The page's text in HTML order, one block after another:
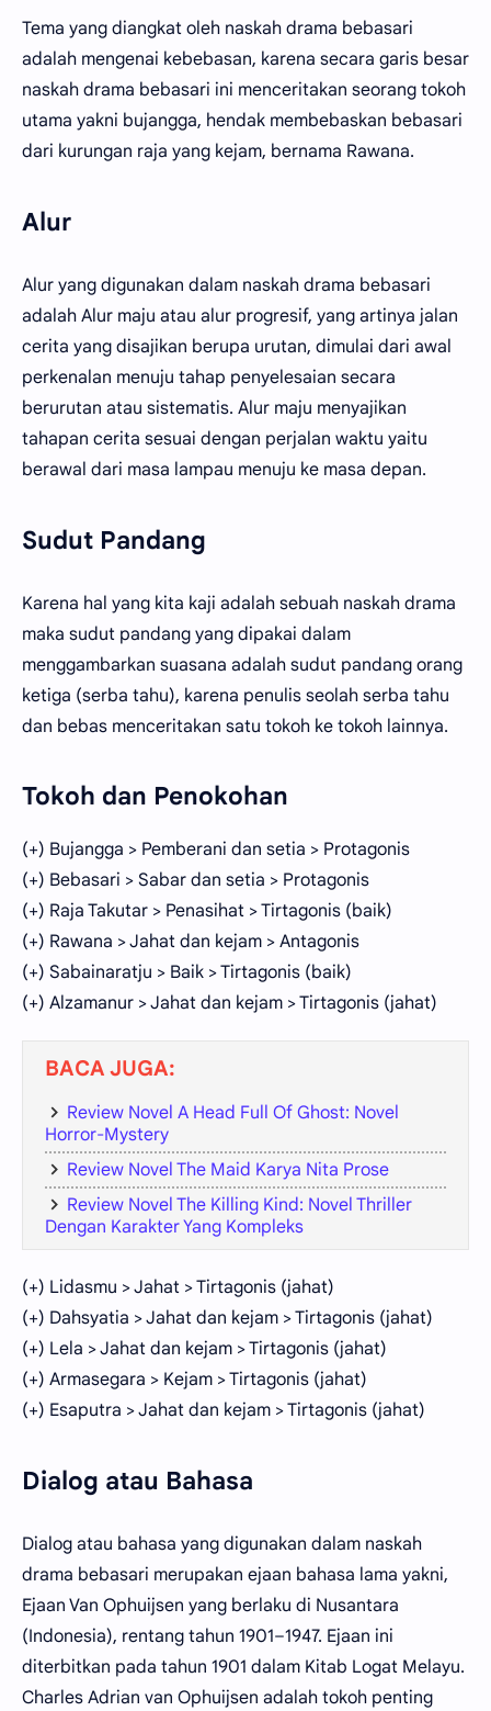
Tema yang diangkat oleh naskah drama bebasari
adalah mengenai kebebasan, karena secara garis besar
naskah drama bebasari ini menceritakan seorang tokoh
utama yakni bujangga, hendak membebaskan bebasari
dari kurungan raja yang kejam, bernama Rawana.
Alur
Alur yang digunakan dalam naskah drama bebasari
adalah Alur maju atau alur progresif, yang artinya jalan
cerita yang disajikan berupa urutan, dimulai dari awal
perkenalan menuju tahap penyelesaian secara
berurutan atau sistematis. Alur maju menyajikan
tahapan cerita sesuai dengan perjalan waktu yaitu
berawal dari masa lampau menuju ke masa depan.
Sudut Pandang
Karena hal yang kita kaji adalah sebuah naskah drama
maka sudut pandang yang dipakai dalam
menggambarkan suasana adalah sudut pandang orang
ketiga (serba tahu), karena penulis seolah serba tahu
dan bebas menceritakan satu tokoh ke tokoh lainnya.
Tokoh dan Penokohan
(+) Bujangga > Pemberani dan setia > Protagonis
(+) Bebasari > Sabar dan setia > Protagonis
(+) Raja Takutar > Penasihat > Tirtagonis (baik)
(+) Rawana > Jahat dan kejam > Antagonis
(+) Sabainaratju > Baik > Tirtagonis (baik)
(+) Alzamanur > Jahat dan kejam > Tirtagonis (jahat)
BACA JUGA:
Review Novel A Head Full Of Ghost: Novel
Horror-Mystery
Review Novel The Maid Karya Nita Prose
Review Novel The Killing Kind: Novel Thriller
Dengan Karakter Yang Kompleks
(+) Lidasmu > Jahat > Tirtagonis (jahat)
(+) Dahsyatia > Jahat dan kejam > Tirtagonis (jahat)
(+) Lela > Jahat dan kejam > Tirtagonis (jahat)
(+) Armasegara > Kejam > Tirtagonis (jahat)
(+) Esaputra > Jahat dan kejam > Tirtagonis (jahat)
Dialog atau Bahasa
Dialog atau bahasa yang digunakan dalam naskah
drama bebasari merupakan ejaan bahasa lama yakni,
Ejaan Van Ophuijsen yang berlaku di Nusantara
(Indonesia), rentang tahun 1901–1947. Ejaan ini
diterbitkan pada tahun 1901 dalam Kitab Logat Melayu.
Charles Adrian van Ophuijsen adalah tokoh penting